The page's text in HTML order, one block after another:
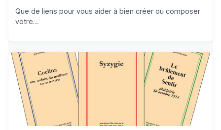
Que de liens pour vous aider à bien créer ou composer
votre…